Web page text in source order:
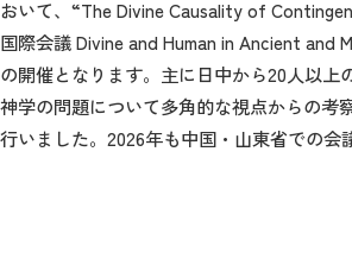
おいて、“The Divine Causality of
国際会議 Divine and Human in Ancient and
の開催となります。主に日中から20人以
神学の問題について多角的な視点からの考
行いました。2026年も中国・山東省での会